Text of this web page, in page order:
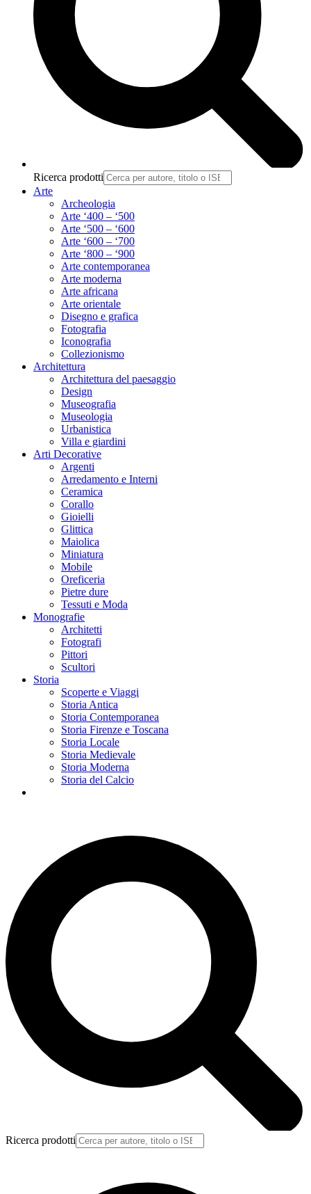
Ricerca prodotti
Arte
Archeologia
Arte ‘400 – ‘500
Arte ‘500 – ‘600
Arte ‘600 – ‘700
Arte ‘800 – ‘900
Arte contemporanea
Arte moderna
Arte africana
Arte orientale
Disegno e grafica
Fotografia
Iconografia
Collezionismo
Architettura
Architettura del paesaggio
Design
Museografia
Museologia
Urbanistica
Villa e giardini
Arti Decorative
Argenti
Arredamento e Interni
Ceramica
Corallo
Gioielli
Glittica
Maiolica
Miniatura
Mobile
Oreficeria
Pietre dure
Tessuti e Moda
Monografie
Architetti
Fotografi
Pittori
Scultori
Storia
Scoperte e Viaggi
Storia Antica
Storia Contemporanea
Storia Firenze e Toscana
Storia Locale
Storia Medievale
Storia Moderna
Storia del Calcio
Ricerca prodotti